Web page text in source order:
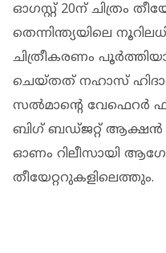
ഓഗസ്റ്റ് 20ന് ചിത്രം
തെന്നിന്ത്യയിലെ
ചിത്രീകരണം
ചെയ്തത് നഹാസ്
സല്‍മാന്റെ വേഫെറര്‍
ബിഗ് ബഡ്ജറ്റ് ആക്ഷന്‍
ഓണം റിലീസായി
തീയേറ്ററുകളിലെത്തും.